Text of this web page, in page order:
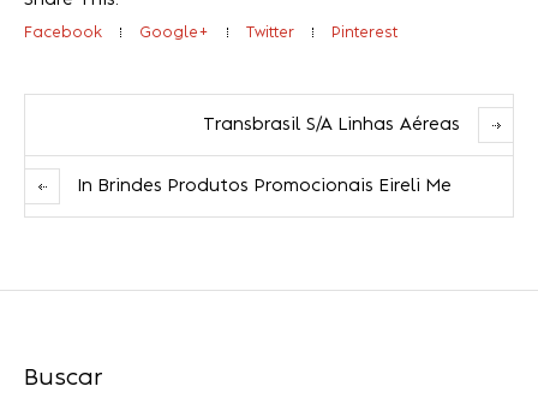
Facebook Google+ Twitter Pinterest
Transbrasil S/A Linhas Aéreas
In Brindes Produtos Promocionais Eireli Me
Buscar